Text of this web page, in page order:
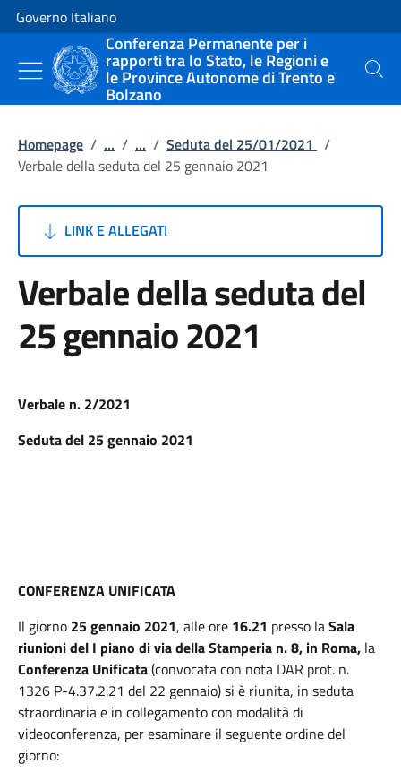
Vai al contenuto
Vai alla navigazione del sito
Governo Italiano
Conferenza Permanente per i
rapporti tra lo Stato, le Regioni e
le Province Autonome di Trento e
Bolzano
Cerca
Homepage / ... / ... / Seduta del 25/01/2021 /
Verbale della seduta del 25 gennaio 2021
LINK E ALLEGATI
Verbale della seduta del
25 gennaio 2021
Verbale n. 2/2021
Seduta del 25 gennaio 2021
CONFERENZA UNIFICATA
Il giorno 25 gennaio 2021, alle ore 16.21 presso laSala
riunioni del I piano di via della Stamperia n. 8, in Roma, la
Conferenza Unificata(convocata con nota DAR prot. n.
1326 P-4.37.2.21 del 22 gennaio) si è riunita, in seduta
straordinaria e in collegamento con modalità di
videoconferenza, per esaminare il seguente ordine del
giorno: